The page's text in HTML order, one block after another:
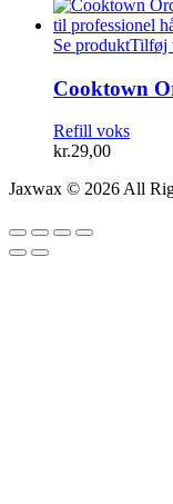
Se produktTilføj
Cooktown
Refill voks
kr.29,00
Jaxwax © 2026 All